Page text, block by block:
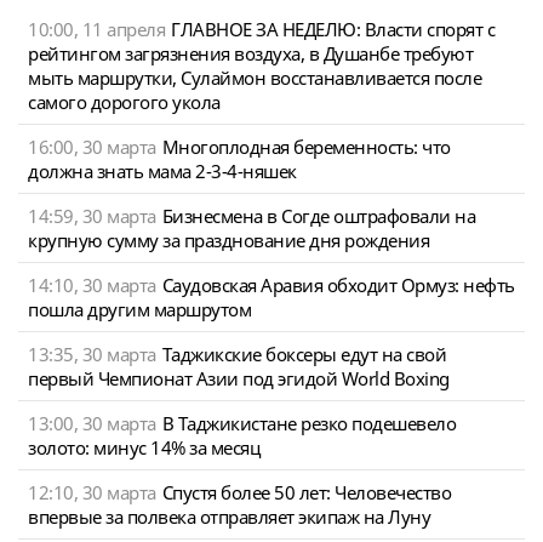
10:00, 11 апреля ГЛАВНОЕ ЗА НЕДЕЛЮ: Власти спорят с
рейтингом загрязнения воздуха, в Душанбе требуют
мыть маршрутки, Сулаймон восстанавливается после
самого дорогого укола
16:00, 30 марта Многоплодная беременность: что
должна знать мама 2-3-4-няшек
14:59, 30 марта Бизнесмена в Согде оштрафовали на
крупную сумму за празднование дня рождения
14:10, 30 марта Саудовская Аравия обходит Ормуз: нефть
пошла другим маршрутом
13:35, 30 марта Таджикские боксеры едут на свой
первый Чемпионат Азии под эгидой World Boxing
13:00, 30 марта В Таджикистане резко подешевело
золото: минус 14% за месяц
12:10, 30 марта Спустя более 50 лет: Человечество
впервые за полвека отправляет экипаж на Луну